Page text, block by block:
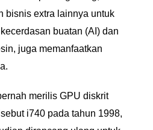
bisnis extra lainnya untuk
buatan (AI) dan
juga memanfaatkan
merilis GPU diskrit
i740 pada tahun 1998,